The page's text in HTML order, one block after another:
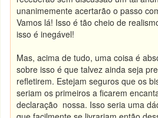
unanimemente acertarão o passo
Vamos lá! Isso é tão cheio de
isso é inegável!
Mas, acima de tudo, uma coisa é
sobre isso é que talvez ainda seja
refletirem. Estejam seguros que os
seriam os primeiros a ficarem
declaração nossa. Isso seria uma